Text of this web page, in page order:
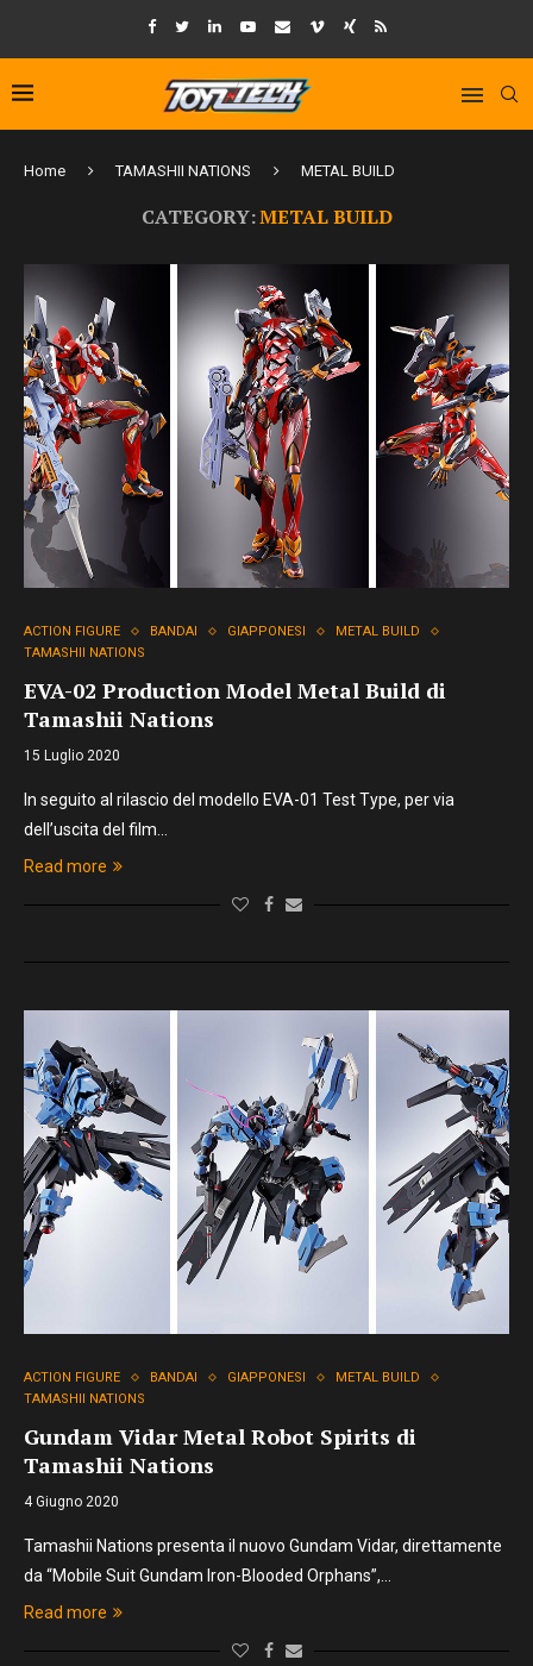
Home TAMASHII NATIONS METAL BUILD
CATEGORY:METAL BUILD
ACTION FIGURE BANDAI GIAPPONESI
METAL BUILD
TAMASHII NATIONS
EVA-02 Production Model Metal Build di
Tamashii Nations
15 Luglio 2020
In seguito al rilascio del modello EVA-01 Test Type, per via
dell’uscita del film…
Read more
ACTION FIGURE BANDAI GIAPPONESI
METAL BUILD
TAMASHII NATIONS
Gundam Vidar Metal Robot Spirits di
Tamashii Nations
4 Giugno 2020
Tamashii Nations presenta il nuovo Gundam Vidar, direttamente
da “Mobile Suit Gundam Iron-Blooded Orphans”,…
Read more